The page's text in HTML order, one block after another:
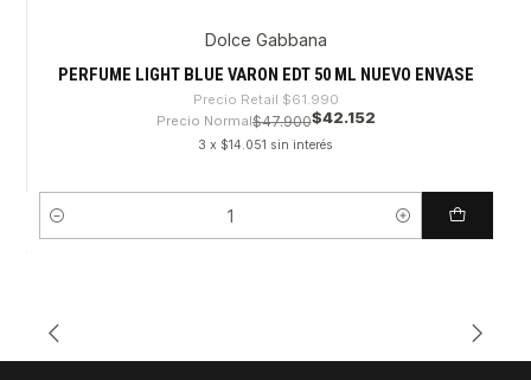
Dolce Gabbana
PERFUME LIGHT BLUE VARON EDT 50 ML NUEVO ENVASE
Precio Retail $61.990
Precio Normal$47.900$42.152
3 x $14.051 sin interés
Cantidad